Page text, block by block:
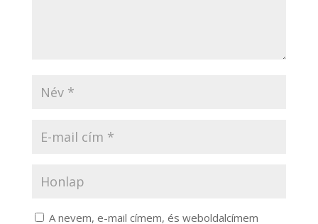
A nevem, e-mail címem, és weboldalcímem